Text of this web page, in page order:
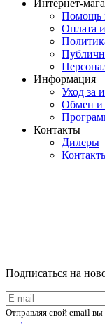
Интернет-
Помощь
Оплата и
Информация
Уход за
Обмен и
Контакты
Дилеры
Подписаться на
Отправляя свой email вы